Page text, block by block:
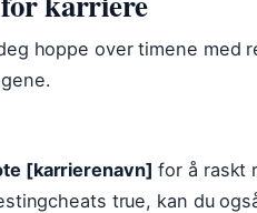
hoppe over timene med
[karrierenavn] for å raskt
true, kan du